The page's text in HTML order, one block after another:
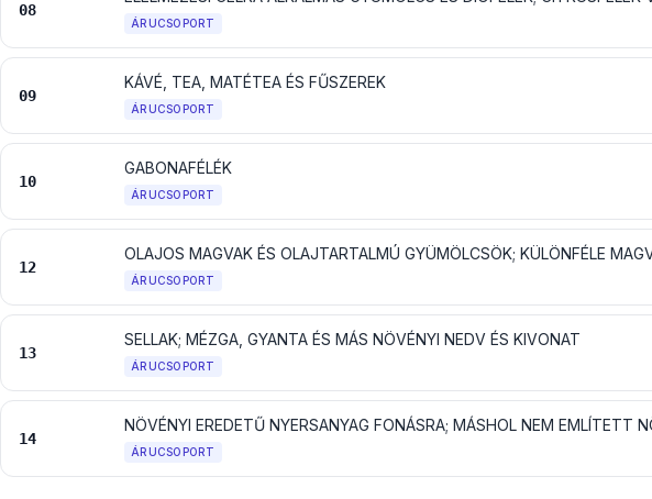
08
ÁRUCSOPORT
09
KÁVÉ, TEA, MATÉTEA ÉS FŰSZEREK
ÁRUCSOPORT
10
GABONAFÉLÉK
ÁRUCSOPORT
12
ÁRUCSOPORT
13
SELLAK; MÉZGA, GYANTA ÉS MÁS NÖVÉNYI NEDV ÉS KIVONAT
ÁRUCSOPORT
14
NÖVÉNYI EREDETŰ NYERSANYAG FONÁSRA; MÁSHOL NEM EMLÍTETT
ÁRUCSOPORT